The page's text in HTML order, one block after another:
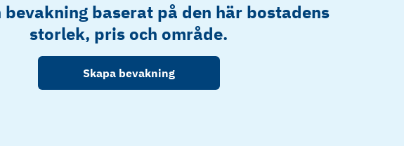
bevakning baserat på den här bostadens
storlek, pris och område.
Skapa bevakning